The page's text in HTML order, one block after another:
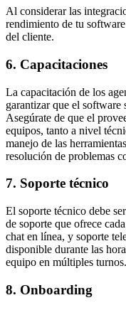
Al considerar las
rendimiento de tu
del cliente.
6. Capacitaciones
La capacitación de los
garantizar que el software
Asegúrate de que el
equipos, tanto a nivel
manejo de las
resolución de problemas
7. Soporte técnico
El soporte técnico debe
de soporte que ofrece
chat en línea, y soporte
disponible durante las
equipo en múltiples turnos.
8. Onboarding